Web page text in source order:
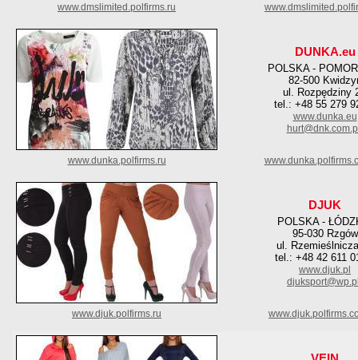
www.dmslimited.polfirms.ru
DUNKA.eu
POLSKA -
82-500
ul. Rozpędziny
tel.: +48 55 279
www.dunka.eu
www.dunka.polfirms.ru
DJUK
POLSKA -
95-030 Rzgów
ul.
tel.: +48 42 611
www.djuk.pl
www.djuk.polfirms.ru